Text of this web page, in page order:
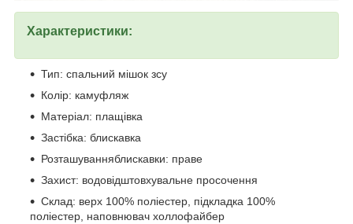
Характеристики:
Тип: спальний мішок зсу
Колір: камуфляж
Матеріал: плащівка
Застібка: блискавка
Розташуванняблискавки: праве
Захист: водовідштовхувальне просочення
Склад: верх 100% поліестер, підкладка 100%
поліестер, наповнювач холлофайбер